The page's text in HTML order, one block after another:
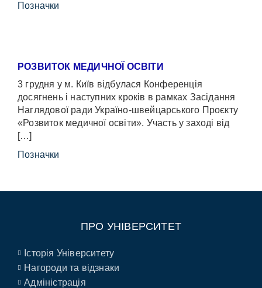
Позначки
РОЗВИТОК МЕДИЧНОЇ ОСВІТИ
3 грудня у м. Київ відбулася Конференція
досягнень і наступних кроків в рамках Засідання
Наглядової ради Україно-швейцарського Проєкту
«Розвиток медичної освіти». Участь у заході від
[…]
Позначки
ПРО УНІВЕРСИТЕТ
Історія Університету
Нагороди та відзнаки
Адміністрація